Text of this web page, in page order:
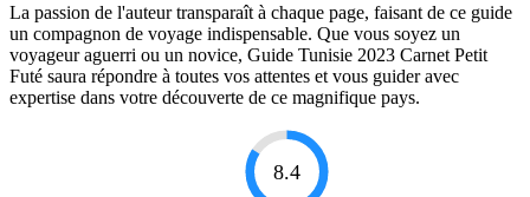
La passion de l'auteur transparaît à chaque page, faisant de ce guide
un compagnon de voyage indispensable. Que vous soyez un
voyageur aguerri ou un novice, Guide Tunisie 2023 Carnet Petit
Futé saura répondre à toutes vos attentes et vous guider avec
expertise dans votre découverte de ce magnifique pays.
8.4